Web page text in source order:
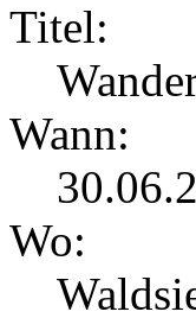
Titel:
Wann:
Wo: